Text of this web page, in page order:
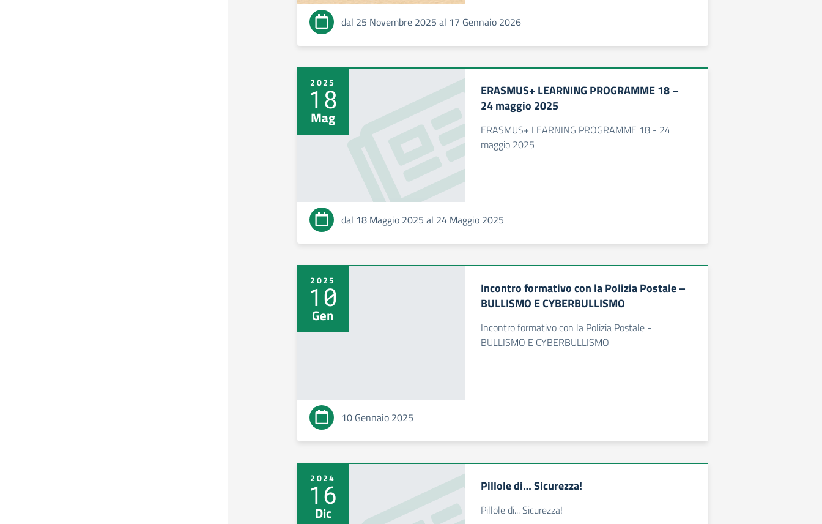
dal 25 Novembre 2025 al 17 Gennaio 2026
2025
18
Mag
ERASMUS+ LEARNING PROGRAMME 18 –
24 maggio 2025
ERASMUS+ LEARNING PROGRAMME 18 - 24
maggio 2025
dal 18 Maggio 2025 al 24 Maggio 2025
2025
10
Gen
Incontro formativo con la Polizia Postale –
BULLISMO E CYBERBULLISMO
Incontro formativo con la Polizia Postale -
BULLISMO E CYBERBULLISMO
10 Gennaio 2025
2024
16
Dic
Pillole di… Sicurezza!
Pillole di... Sicurezza!